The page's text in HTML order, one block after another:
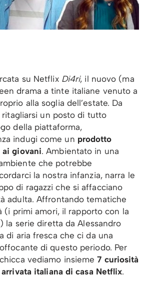
su Netflix Di4ri, il nuovo (ma
drama a tinte italiane venuto a
alla soglia dell’estate. Da
un posto di tutto
della piattaforma,
indugi come un prodotto
ai giovani. Ambientato in una
che potrebbe
la nostra infanzia, narra le
di ragazzi che si affacciano
adulta. Affrontando tematiche
(i primi amori, il rapporto con la
la serie diretta da Alessandro
di aria fresca che ci da una
di questo periodo. Per
vediamo insieme7 curiosità
italiana di casa Netflix.